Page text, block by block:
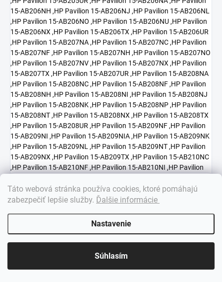
Táto webová stránka používa cookies, ktoré pomáhajú
zabezpečiť lepšie služby. Ďalšie informácie
Nastavenie
Súhlasím
Dobrý deň! 👋 Pomôžem vám nájsť správny diel. Napíšte mi.